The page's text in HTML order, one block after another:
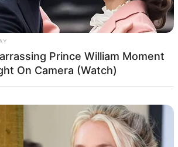
Prince William Moment
On Camera (Watch)